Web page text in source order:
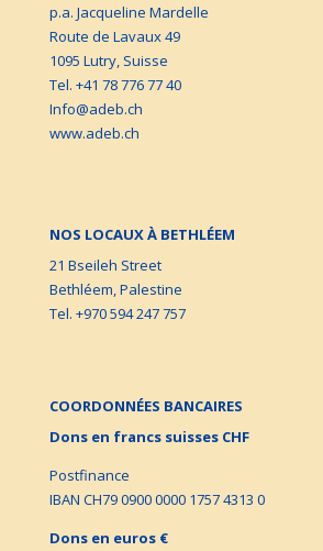
p.a. Jacqueline Mardelle
Route de Lavaux 49
1095 Lutry, Suisse
Tel. +41 78 776 77 40
Info@adeb.ch
www.adeb.ch
NOS LOCAUX À BETHLÉEM
21 Bseileh Street
Bethléem, Palestine
Tel. +970 594 247 757
COORDONNÉES BANCAIRES
Dons en francs suisses CHF
Postfinance
IBAN CH79 0900 0000 1757 4313 0
Dons en euros €